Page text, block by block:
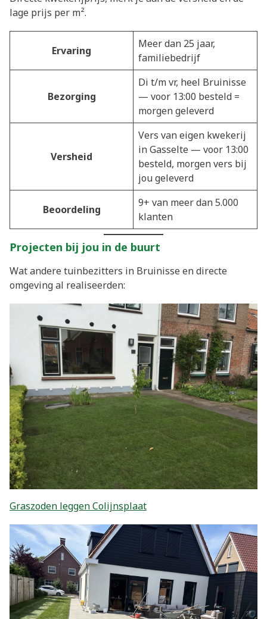
lage prijs per m².
Ervaring
Meer dan 25 jaar,
familiebedrijf
Bezorging
Di t/m vr, heel Bruinisse
— voor 13:00 besteld =
morgen geleverd
Versheid
Vers van eigen kwekerij
in Gasselte — voor 13:00
besteld, morgen vers bij
jou geleverd
Beoordeling
9+ van meer dan 5.000
klanten
Projecten bij jou in de buurt
Wat andere tuinbezitters in Bruinisse en directe
omgeving al realiseerden:
Graszoden leggen Colijnsplaat